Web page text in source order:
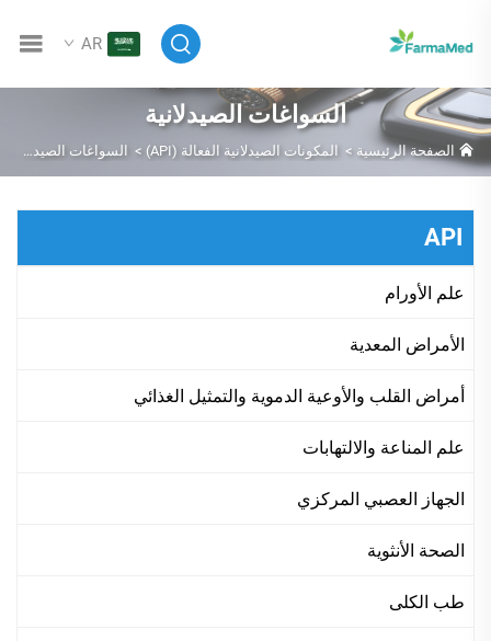
AR
السواغات الصيدلانية
الصفحة الرئيسية > المكونات الصيدلانية الفعالة (API) > السواغات الصيدلانية
API
علم الأورام
الأمراض المعدية
أمراض القلب والأوعية الدموية والتمثيل الغذائي
علم المناعة والالتهابات
الجهاز العصبي المركزي
الصحة الأنثوية
طب الكلى